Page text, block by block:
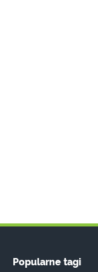
Popularne tagi